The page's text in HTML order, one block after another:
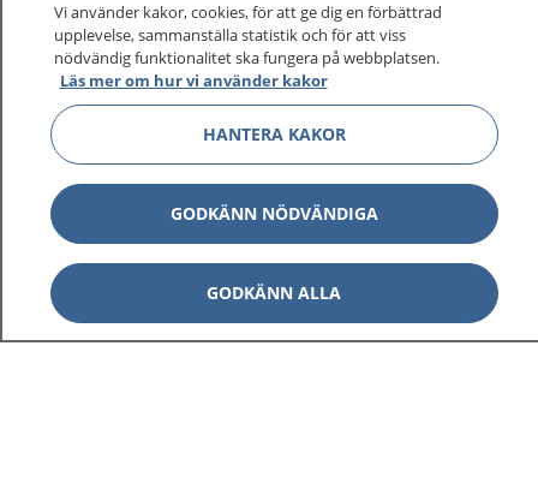
1177 på flera språk
Om 1177 Visa
Kontakt Visa
Behandling av personuppgifter
Vi använder kakor, cookies, för att ge dig en förbättrad
upplevelse, sammanställa statistik och för att viss
nödvändig funktionalitet ska fungera på webbplatsen.
Läs mer om hur vi använder kakor
HANTERA KAKOR
GODKÄNN NÖDVÄNDIGA
GODKÄNN ALLA